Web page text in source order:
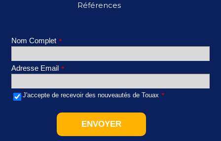
Références